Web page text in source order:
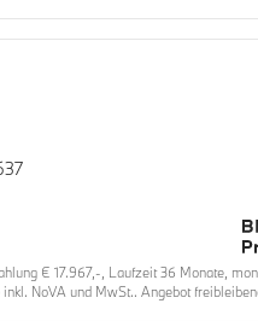
€ 17.967,-, Laufzeit 36 Monate,
NoVA und MwSt.. Angebot